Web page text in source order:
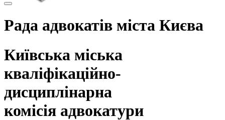
Рада адвокатів міста Києва
Київська міська
кваліфікаційно-
дисциплінарна
комісія адвокатури